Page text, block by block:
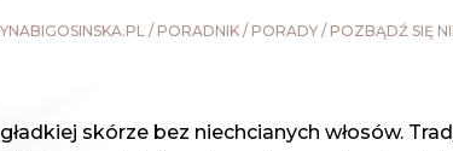
/ PORADNIK/ PORADY/ POZBĄDŹ SIĘ
skórze bez niechcianych włosów.